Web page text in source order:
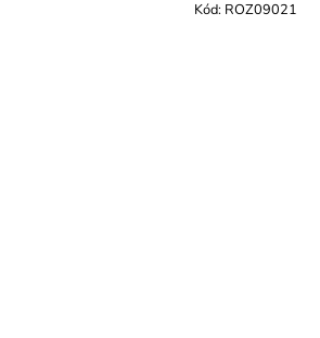
Kód: ROZ09021